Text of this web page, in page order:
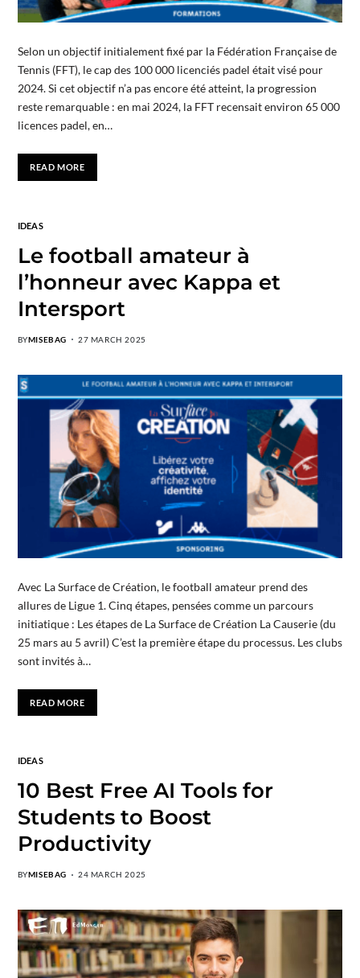
Selon un objectif initialement fixé par la Fédération Française de
Tennis (FFT), le cap des 100 000 licenciés padel était visé pour
2024. Si cet objectif n’a pas encore été atteint, la progression
reste remarquable : en mai 2024, la FFT recensait environ 65 000
licences padel, en…
READ MORE
IDEAS
Le football amateur à
l’honneur avec Kappa et
Intersport
BYMISEBAG 27 MARCH 2025
Avec La Surface de Création, le football amateur prend des
allures de Ligue 1. Cinq étapes, pensées comme un parcours
initiatique : Les étapes de La Surface de Création La Causerie (du
25 mars au 5 avril) C’est la première étape du processus. Les clubs
sont invités à…
READ MORE
IDEAS
10 Best Free AI Tools for
Students to Boost
Productivity
BYMISEBAG 24 MARCH 2025